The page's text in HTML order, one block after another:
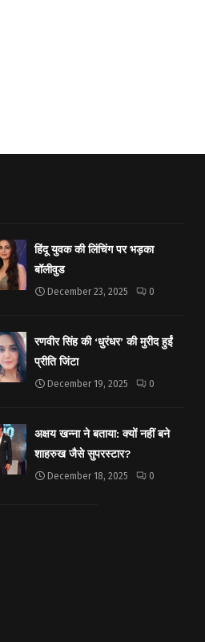
हिंदू युवक की लिंचिंग पर भड़का
बॉलीवुड
December 23, 2025 0
रणवीर सिंह की ‘धुरंधर’ की मुरीद हुईं
प्रीति जिंटा
December 19, 2025 0
अक्षय खन्ना ने बताया: क्यों नहीं बने
शाहरुख जैसे सुपरस्टार?
December 18, 2025 0